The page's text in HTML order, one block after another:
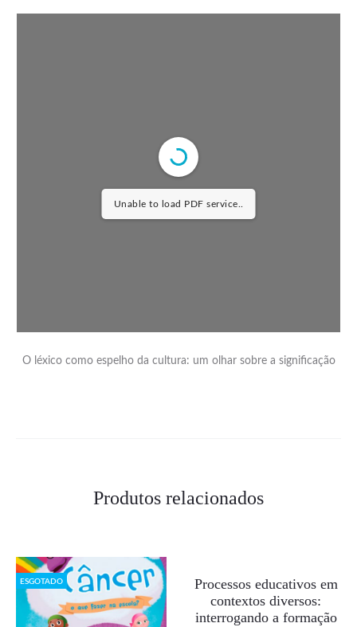
Unable to load PDF service..
O léxico como espelho da cultura: um olhar sobre a significação
Produtos relacionados
ESGOTADO
Processos educativos em
contextos diversos:
interrogando a formação